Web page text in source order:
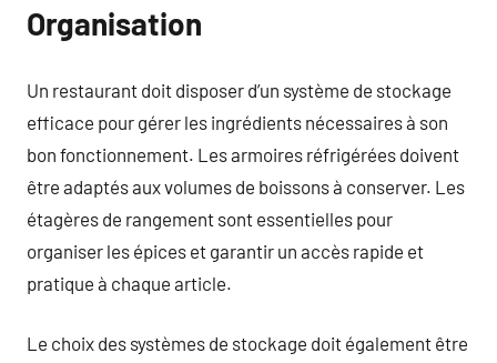
Organisation
Un restaurant doit disposer d’un système de stockage
efficace pour gérer les ingrédients nécessaires à son
bon fonctionnement. Les armoires réfrigérées doivent
être adaptés aux volumes de boissons à conserver. Les
étagères de rangement sont essentielles pour
organiser les épices et garantir un accès rapide et
pratique à chaque article.
Le choix des systèmes de stockage doit également être